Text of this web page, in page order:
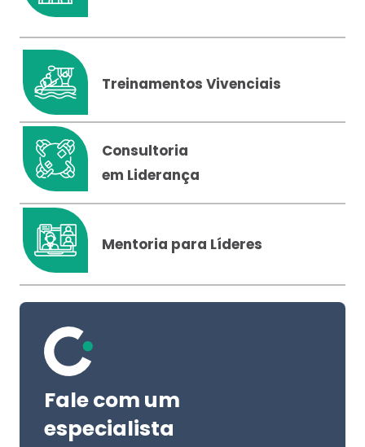
Treinamentos Vivenciais
Consultoria
em Liderança
Mentoria para Líderes
Fale com um
especialista